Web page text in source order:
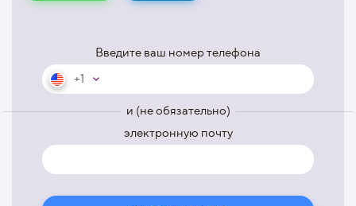
Введите ваш номер телефона
+1
и (не обязательно)
электронную почту